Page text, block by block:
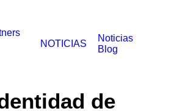
NOTICIAS
Noticias
Blog
de